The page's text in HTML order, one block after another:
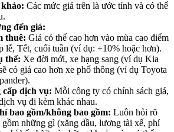
Các mức giá trên là ước tính và có thể
đến giá:
thuê: Giá có thể cao hơn vào mùa cao điểm
lễ, Tết, cuối tuần (ví dụ: +10% hoặc hơn).
thể: Xe đời mới, xe hạng sang (ví dụ Kia
có giá cao hơn xe phổ thông (ví dụ Toyota
cấp dịch vụ: Mỗi công ty có chính sách giá,
vụ đi kèm khác nhau.
bao gồm/không bao gồm: Luôn hỏi rõ
gồm những gì (xăng dầu, lương tài xế, phí